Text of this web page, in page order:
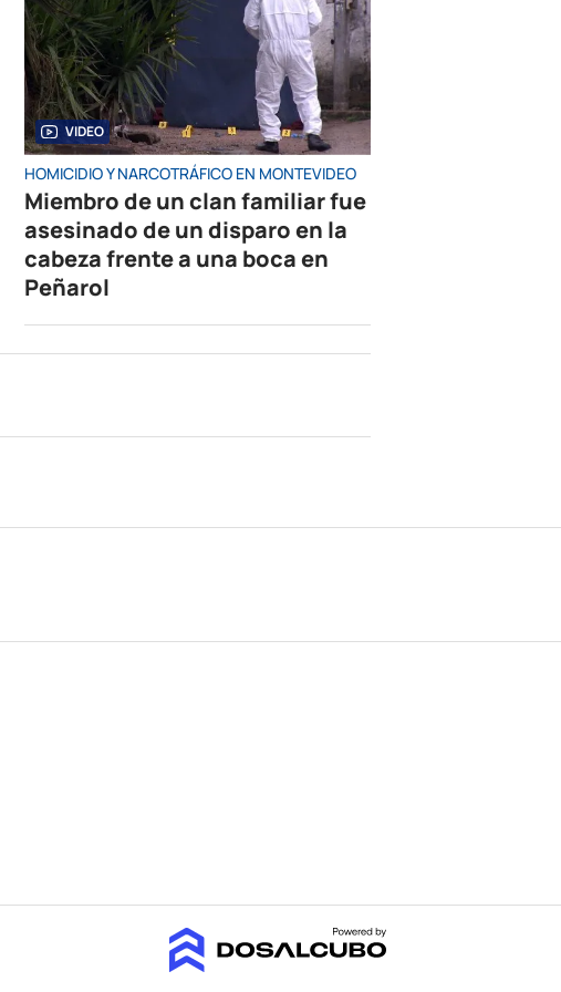
VIDEO
HOMICIDIO Y NARCOTRÁFICO EN MONTEVIDEO
Miembro de un clan familiar fue
asesinado de un disparo en la
cabeza frente a una boca en
Peñarol